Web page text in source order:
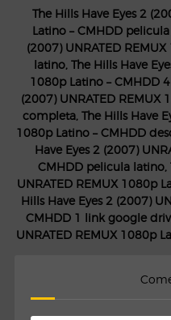
The Hills Have Eyes 2
Latino – CMHDD
(2007) UNRATED
latino, The Hills Have
1080p Latino – CMHDD
(2007) UNRATED REMUX
completa, The Hills Have
1080p Latino – CMHDD
Have Eyes 2 (2007)
CMHDD pelicula latino,
UNRATED REMUX 1080p
Hills Have Eyes 2 (2007)
CMHDD 1 link google
UNRATED REMUX 1080p